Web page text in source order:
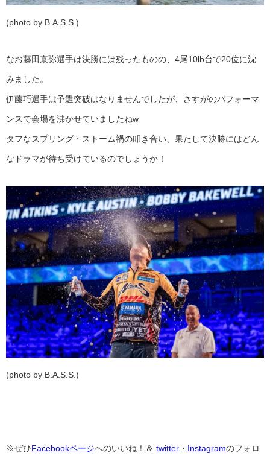
(photo by B.A.S.S.)
なお藤田京弥選手は決勝には残ったものの、4尾10lb台で20位に沈
みました。
伊藤巧選手は予選突破はなりませんでしたが、さすがのパフォーマ
ンスで会場を沸かせていましたねw
タフなスプリング・ストーム禍の叩き合い、果たして決勝にはどん
なドラマが待ち受けているのでしょうか！
(photo by B.A.S.S.)
※ぜひFacebookページへのいいね！＆ twitter ・ Instagramのフォロ